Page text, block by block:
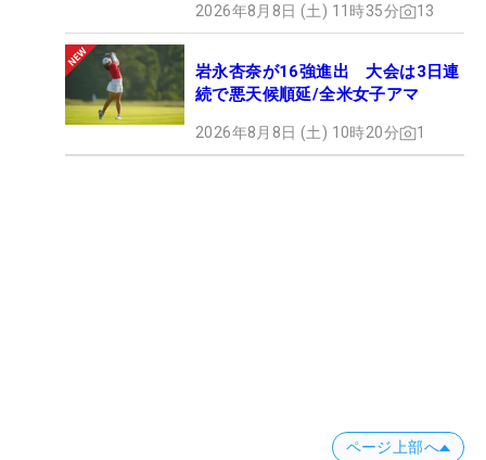
2026年8月8日 (土) 11時35分 13
岩永杏奈が16強進出 大会は3日連
続で悪天候順延/全米女子アマ
2026年8月8日 (土) 10時20分 1
ページ上部へ